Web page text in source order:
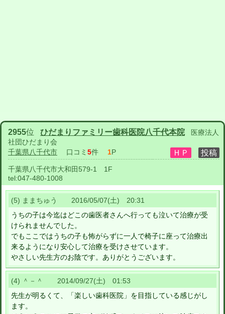
2955位 ひだまりファミリー歯科医院八千代本院
医療法人
社団ひだまり会
千葉県八千代市 口コミ 5件 1P
千葉県八千代市大和田579-1 1F
tel:047-480-1008
(5) ままちゅう 2016/05/07(土) 20:31
うちの子は今迄はどこの歯医者さんへ行っても泣いて治療が受
けられませんでした。
でもここではうちの子も怖がらずに一人で椅子に座って治療出
来るようになり安心して治療を受けさせています。
やさしい先生方のお陰です。ありがとうございます。
(4) ＾－＾ 2014/09/27(土) 01:53
先生が明るくて、「楽しい歯科医院」を目指している感じがし
ます。